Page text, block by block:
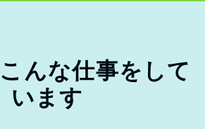
んな仕事をして
います